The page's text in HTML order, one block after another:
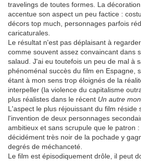
travelings de toutes formes. La
accentue son aspect un peu factice :
décors top much, personnages parfois
caricaturales.
Le résultat n'est pas déplaisant à
comme souvent assez convaincant dans
salaud. J'ai eu toutefois un peu de mal à
phénoménal succès du film en Espagne,
étant à mon sens trop éloignés de la
interpeller (la violence du capitalisme
plus réalistes dans le récent Un autre
L'aspect le plus réjouissant du film réside
l'invention de deux personnages
ambitieux et sans scrupule que le patron
décidément très noir de la pochade y
degrés de méchanceté.
Le film est épisodiquement drôle, il peut